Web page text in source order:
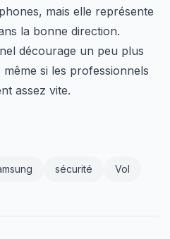
mais elle représente
la bonne direction.
décourage un peu plus
si les professionnels
assez vite.
sécurité Vol